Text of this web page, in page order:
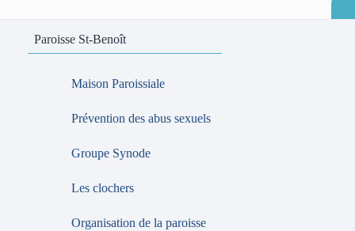
Paroisse St-Benoît
Maison Paroissiale
Prévention des abus sexuels
Groupe Synode
Les clochers
Organisation de la paroisse